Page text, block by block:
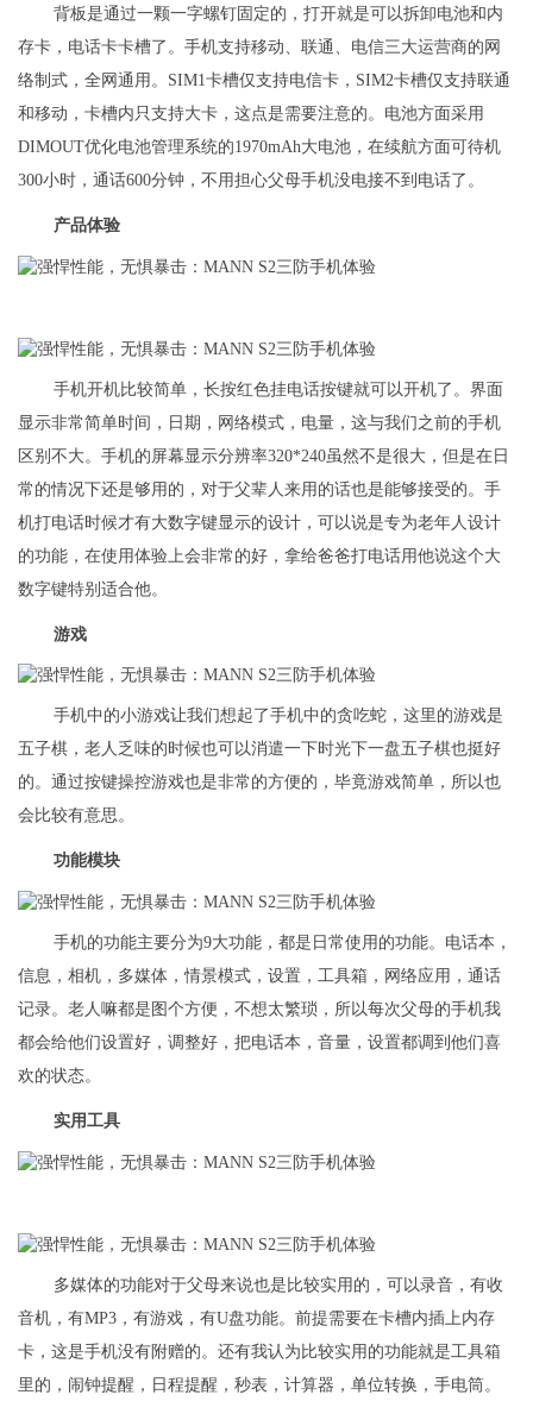
背板是通过一颗一字螺钉固定的，打开就是可以拆卸电池和内
存卡，电话卡卡槽了。手机支持移动、联通、电信三大运营商的网
络制式，全网通用。SIM1卡槽仅支持电信卡，SIM2卡槽仅支持联通
和移动，卡槽内只支持大卡，这点是需要注意的。电池方面采用
DIMOUT优化电池管理系统的1970mAh大电池，在续航方面可待机
300小时，通话600分钟，不用担心父母手机没电接不到电话了。
产品体验
手机开机比较简单，长按红色挂电话按键就可以开机了。界面
显示非常简单时间，日期，网络模式，电量，这与我们之前的手机
区别不大。手机的屏幕显示分辨率320*240虽然不是很大，但是在日
常的情况下还是够用的，对于父辈人来用的话也是能够接受的。手
机打电话时候才有大数字键显示的设计，可以说是专为老年人设计
的功能，在使用体验上会非常的好，拿给爸爸打电话用他说这个大
数字键特别适合他。
游戏
手机中的小游戏让我们想起了手机中的贪吃蛇，这里的游戏是
五子棋，老人乏味的时候也可以消遣一下时光下一盘五子棋也挺好
的。通过按键操控游戏也是非常的方便的，毕竟游戏简单，所以也
会比较有意思。
功能模块
手机的功能主要分为9大功能，都是日常使用的功能。电话本，
信息，相机，多媒体，情景模式，设置，工具箱，网络应用，通话
记录。老人嘛都是图个方便，不想太繁琐，所以每次父母的手机我
都会给他们设置好，调整好，把电话本，音量，设置都调到他们喜
欢的状态。
实用工具
多媒体的功能对于父母来说也是比较实用的，可以录音，有收
音机，有MP3，有游戏，有U盘功能。前提需要在卡槽内插上内存
卡，这是手机没有附赠的。还有我认为比较实用的功能就是工具箱
里的，闹钟提醒，日程提醒，秒表，计算器，单位转换，手电筒。